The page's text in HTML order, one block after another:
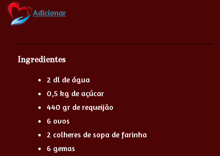
Adicionar
Ingredientes
2 dl de água
0,5 kg de açúcar
440 gr de requeijão
6 ovos
2 colheres de sopa de farinha
6 gemas